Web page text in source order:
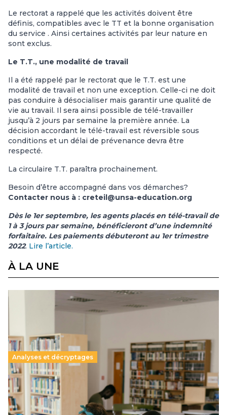
Le rectorat a rappelé que les activités doivent être
définis, compatibles avec le TT et la bonne organisation
du service . Ainsi certaines activités par leur nature en
sont exclus.
Le T.T., une modalité de travail
Il a été rappelé par le rectorat que le T.T. est une
modalité de travail et non une exception. Celle-ci ne doit
pas conduire à désocialiser mais garantir une qualité de
vie au travail. Il sera ainsi possible de télé-travailler
jusqu’à 2 jours par semaine la première année. La
décision accordant le télé-travail est réversible sous
conditions et un délai de prévenance devra être
respecté.
La circulaire T.T. paraîtra prochainement.
Besoin d’être accompagné dans vos démarches?
Contacter nous à : creteil@unsa-education.org
Dès le 1er septembre, les agents placés en télé-travail de
1 à 3 jours par semaine, bénéficieront d’une indemnité
forfaitaire. Les paiements débuteront au 1er trimestre
2022. Lire l’article.
À LA UNE
Analyses et décryptages
Supérieur privé : une dérive qui met à mal la
promesse républicaine
11 juillet 2026-